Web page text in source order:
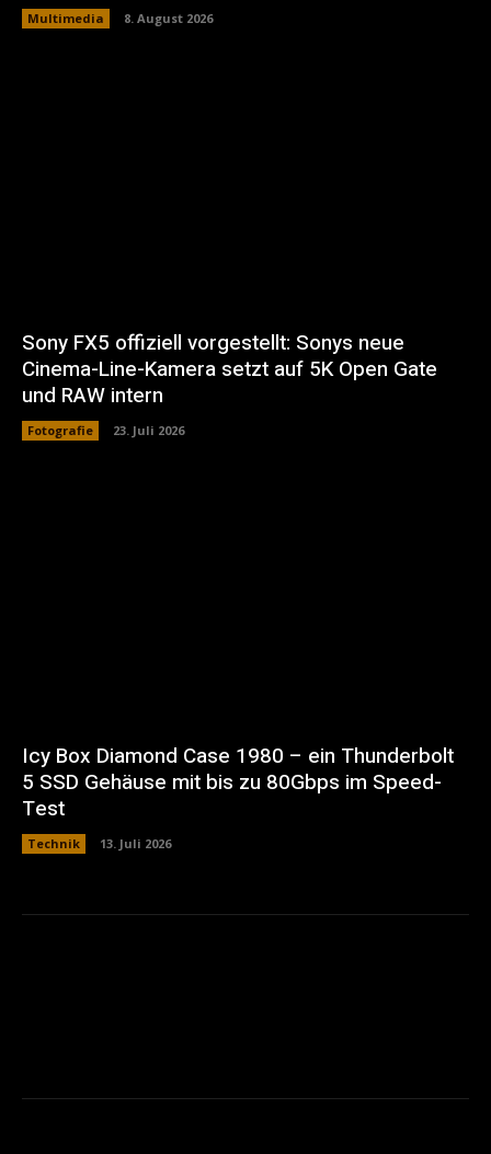
Multimedia 8. August 2026
Sony FX5 offiziell vorgestellt: Sonys neue
Cinema-Line-Kamera setzt auf 5K Open Gate
und RAW intern
Fotografie 23. Juli 2026
Icy Box Diamond Case 1980 – ein Thunderbolt
5 SSD Gehäuse mit bis zu 80Gbps im Speed-
Test
Technik 13. Juli 2026